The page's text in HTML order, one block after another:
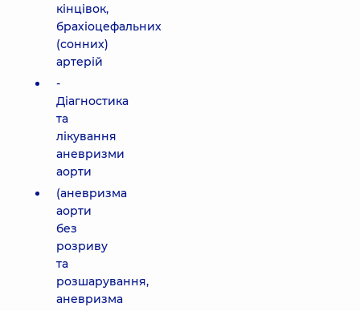
кінцівок,
брахіоцефальних
(сонних)
артерій
-
Діагностика
та
лікування
аневризми
аорти
(аневризма
аорти
без
розриву
та
розшарування,
аневризма